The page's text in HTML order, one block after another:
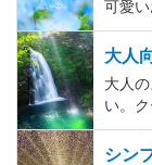
可愛い
大人
大人
い。
シン